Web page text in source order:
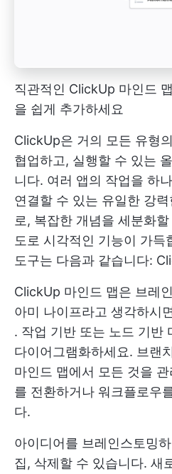
직관적인 ClickUp 마인드
을 쉽게 추가하세요
ClickUp은 거의 모든 유형
협업하고, 실행할 수 있는
니다. 여러 앱의 작업을 하
연결할 수 있는 유일한 강
로, 복잡한 개념을 세분화
도로 시각적인 기능이 가득
도구는 다음과 같습니다:
ClickUp 마인드 맵은 브레
아미 나이프라고 생각하시
. 작업 기반 또는 노드 기반
다이어그램화하세요. 브랜
마인드 맵에서 모든 것을
를 전환하거나 워크플로우
다.
아이디어를 브레인스토밍
집, 삭제할 수 있습니다. 새